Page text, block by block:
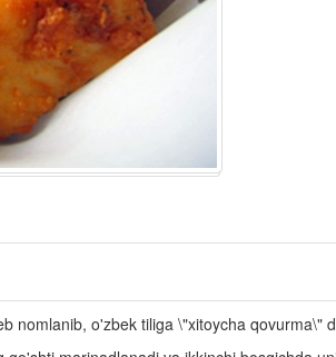
nomlanib, o'zbek tiliga \"xitoycha qovurma\"